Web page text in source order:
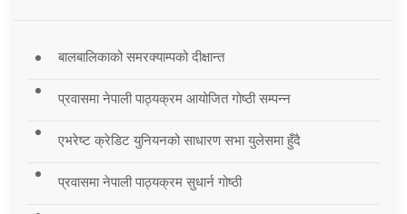
बालबालिकाको समरक्याम्पको दीक्षान्त
प्रवासमा नेपाली पाठ्यक्रम आयोजित गोष्ठी सम्पन्न
एभरेष्ट क्रेडिट युनियनको साधारण सभा युलेसमा हुँदै
प्रवासमा नेपाली पाठ्यक्रम सुधार्न गोष्ठी